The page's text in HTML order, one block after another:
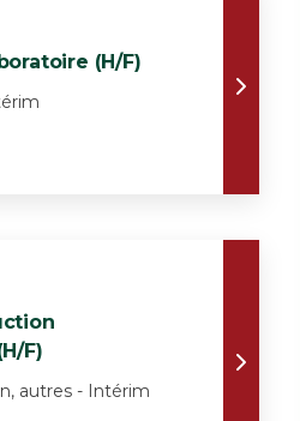
(H/F)
F)
autres - Intérim